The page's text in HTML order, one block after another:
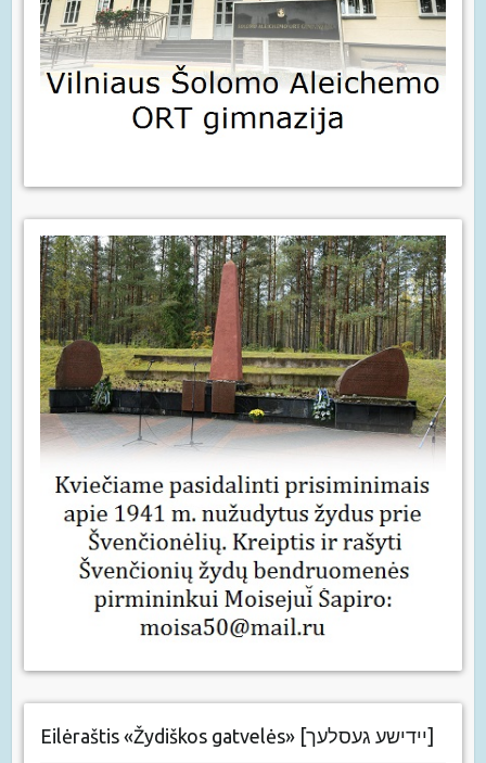
Eilėraštis «Žydiškos gatvelės» [יידישע געסלעך]